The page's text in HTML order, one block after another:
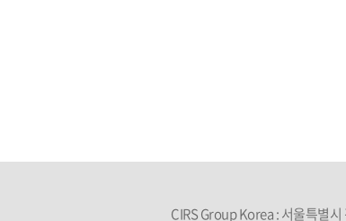
CIRS Group Korea : 서울특별